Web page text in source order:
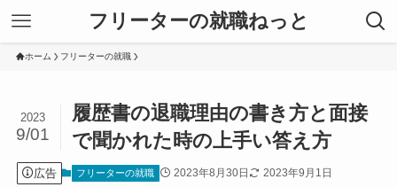
フリーターの就職ねっと
ホーム フリーターの就職
履歴書の退職理由の書き方と面接
で聞かれた時の上手い答え方
2023
9/01
広告 フリーターの就職 2023年8月30日 2023年9月1日